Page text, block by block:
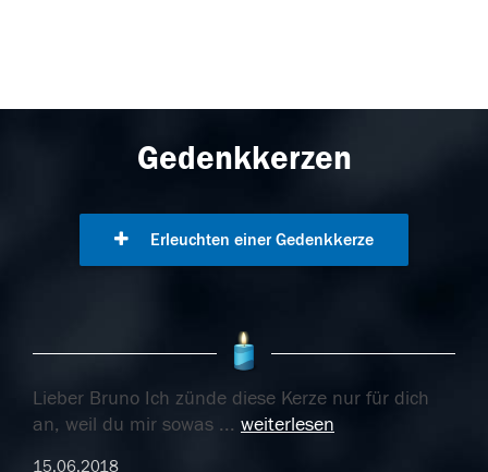
Gedenkkerzen
Erleuchten einer Gedenkkerze
Lieber Bruno Ich zünde diese Kerze nur für dich
an, weil du mir sowas ... weiterlesen
15.06.2018